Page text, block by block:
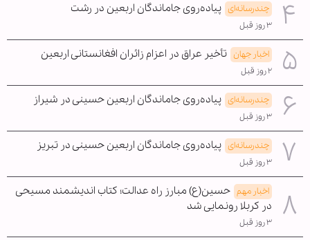
چندرسانه‌ای پیاده‌روی جاماندگان اربعین در رشت
۳ روز قبل
اخبار جهان تأخیر عراق در اعزام زائران افغانستانی اربعین
۲ روز قبل
چندرسانه‌ای پیاده‌روی جاماندگان اربعین حسینی در شیراز
۳ روز قبل
چندرسانه‌ای پیاده‌روی جاماندگان اربعین حسینی در تبریز
۳ روز قبل
اخبار مهم حسین(ع) مبارز راه عدالت؛ کتاب اندیشمند مسیحی
در کربلا رونمایی شد
۳ روز قبل